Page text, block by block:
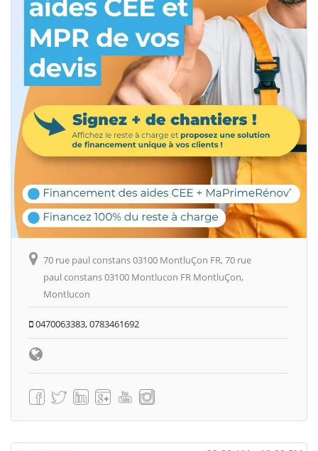
70 rue paul constans 03100 MontluÇon FR, 70 rue
paul constans 03100 Montlucon FR MontluÇon,
Montlucon
0470063383, 0783461692